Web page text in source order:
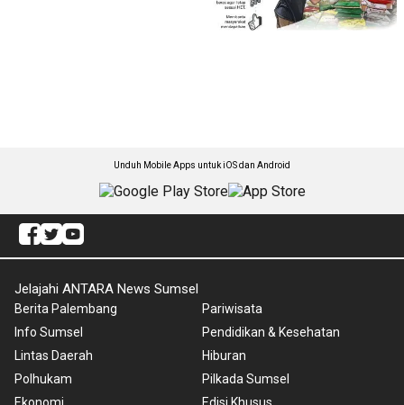
Unduh Mobile Apps untuk iOS dan Android
Jelajahi ANTARA News Sumsel
Berita Palembang
Info Sumsel
Lintas Daerah
Polhukam
Pariwisata
Pendidikan & Kesehatan
Hiburan
Pilkada Sumsel